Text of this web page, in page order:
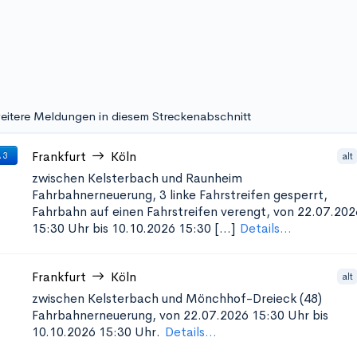
Meldungen in diesem Streckenabschnitt
3 Frankfurt Köln alt
zwischen Kelsterbach und Raunheim
Fahrbahnerneuerung, 3 linke Fahrstreifen gesperrt,
Fahrbahn auf einen Fahrstreifen verengt, von
15:30 Uhr bis 10.10.2026 15:30 [...] Details...
Frankfurt Köln alt
zwischen Kelsterbach und Mönchhof-Dreieck (48)
Fahrbahnerneuerung, von 22.07.2026 15:30 Uhr bis
10.10.2026 15:30 Uhr. Details...